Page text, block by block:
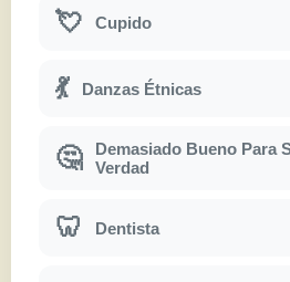
💘 Cupido
💃 Danzas Étnicas
🤔
Demasiado Bueno Para
Verdad
🦷 Dentista